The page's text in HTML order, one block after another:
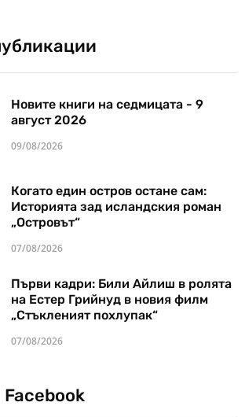
Новите книги на седмицата - 9
август 2026
09/08/2026
Когато един остров остане сам:
Историята зад исландския роман
„Островът“
07/08/2026
Първи кадри: Били Айлиш в ролята
на Естер Грийнуд в новия филм
„Стъкленият похлупак“
07/08/2026
Facebook